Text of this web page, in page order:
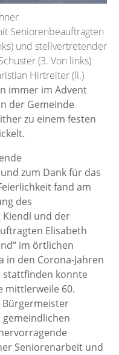
Seniorenbeauftragten
und stellvertretender
(3. Von links)
Hirtreiter (li.)
immer im Advent
der Gemeinde
zu einem festen
zum Dank für das
fand am
des
und der
Elisabeth
im örtlichen
in den Corona-Jahren
stattfinden konnte
mittlerweile 60.
Seniorenarbeit und